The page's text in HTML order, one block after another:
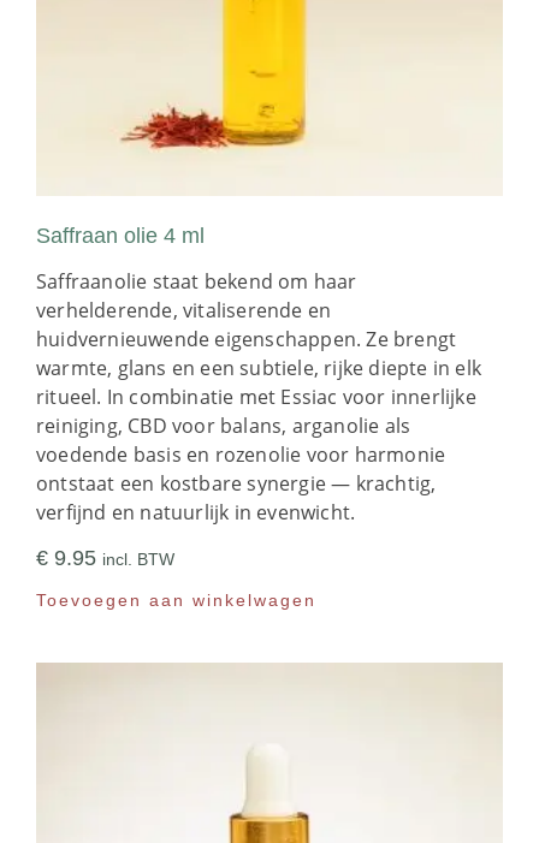
Saffraan olie 4 ml
Saffraanolie staat bekend om haar
verhelderende, vitaliserende en
huidvernieuwende eigenschappen. Ze brengt
warmte, glans en een subtiele, rijke diepte in elk
ritueel. In combinatie met Essiac voor innerlijke
reiniging, CBD voor balans, arganolie als
voedende basis en rozenolie voor harmonie
ontstaat een kostbare synergie — krachtig,
verfijnd en natuurlijk in evenwicht.
€ 9.95 incl. BTW
Toevoegen aan winkelwagen